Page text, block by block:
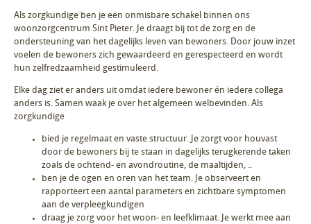
Als zorgkundige ben je een onmisbare schakel binnen ons
woonzorgcentrum Sint Pieter. Je draagt bij tot de zorg en de
ondersteuning van het dagelijks leven van bewoners. Door jouw inzet
voelen de bewoners zich gewaardeerd en gerespecteerd en wordt
hun zelfredzaamheid gestimuleerd.
Elke dag ziet er anders uit omdat iedere bewoner én iedere collega
anders is. Samen waak je over het algemeen welbevinden. Als
zorgkundige
bied je regelmaat en vaste structuur. Je zorgt voor houvast
door de bewoners bij te staan in dagelijks terugkerende taken
zoals de ochtend- en avondroutine, de maaltijden, ..
ben je de ogen en oren van het team. Je observeert en
rapporteert een aantal parameters en zichtbare symptomen
aan de verpleegkundigen
draag je zorg voor het woon- en leefklimaat. Je werkt mee aan